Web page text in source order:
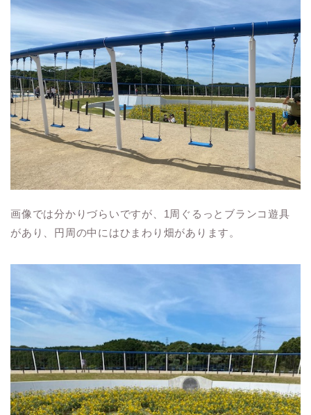
画像では分かりづらいですが、1周ぐるっとブランコ遊具
があり、円周の中にはひまわり畑があります。